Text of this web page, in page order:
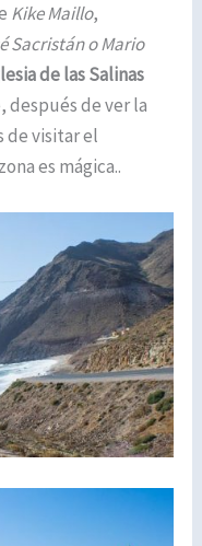
Kike Maillo,
Sacristán o Mario
de las Salinas
después de ver la
de visitar el
es mágica..